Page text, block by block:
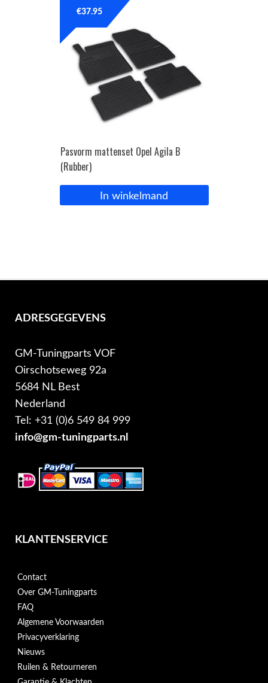
Pasvorm mattenset Opel Agila B
(Rubber)
€37.95
In winkelmand
ADRESGEGEVENS
GM-Tuningparts VOF
Oirschotseweg 92a
5684 NL Best
Nederland
Tel: +31 (0)6 549 84 999
info@gm-tuningparts.nl
KLANTENSERVICE
Contact
Over GM-Tuningparts
FAQ
Algemene Voorwaarden
Privacyverklaring
Nieuws
Ruilen & Retourneren